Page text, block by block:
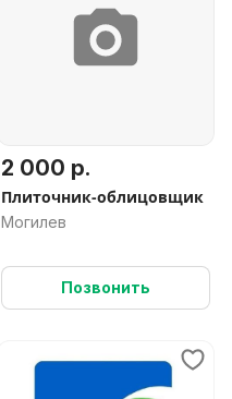
2 000 р.
Плиточник-облицовщик
Могилев
Позвонить